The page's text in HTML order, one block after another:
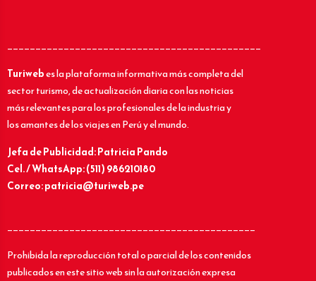
_____________________________________________
Turiwebes la plataforma informativa más completa del
sector turismo, de actualización diaria con las noticias
más relevantes para los profesionales de la industria y
los amantes de los viajes en Perú y el mundo.
Jefa de Publicidad: Patricia Pando
Cel. / WhatsApp: (511) 986210180
Correo: patricia@turiweb.pe
____________________________________________
Prohibida la reproducción total o parcial de los contenidos
publicados en este sitio web sin la autorización expresa